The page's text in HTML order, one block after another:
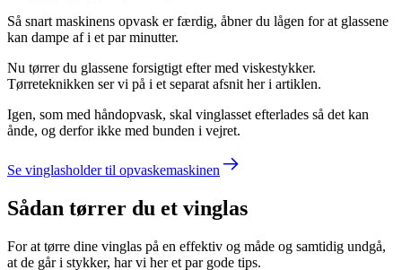
Så snart maskinens opvask er færdig, åbner du lågen for at glassene
kan dampe af i et par minutter.
Nu tørrer du glassene forsigtigt efter med viskestykker.
Tørreteknikken ser vi på i et separat afsnit her i artiklen.
Igen, som med håndopvask, skal vinglasset efterlades så det kan
ånde, og derfor ikke med bunden i vejret.
Se vinglasholder til opvaskemaskinen
Sådan tørrer du et vinglas
For at tørre dine vinglas på en effektiv og måde og samtidig undgå,
at de går i stykker, har vi her et par gode tips.